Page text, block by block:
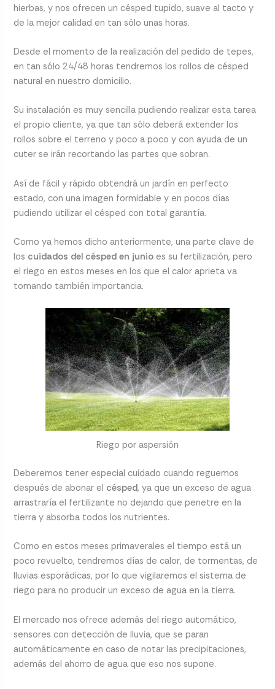
hierbas, y nos ofrecen un césped tupido, suave al tacto y
de la mejor calidad en tan sólo unas horas.
Desde el momento de la realización del pedido de tepes,
en tan sólo 24/48 horas tendremos los rollos de césped
natural en nuestro domicilio.
Su instalación es muy sencilla pudiendo realizar esta tarea
el propio cliente, ya que tan sólo deberá extender los
rollos sobre el terreno y poco a poco y con ayuda de un
cuter se irán recortando las partes que sobran.
Así de fácil y rápido obtendrá un jardín en perfecto
estado, con una imagen formidable y en pocos días
pudiendo utilizar el césped con total garantía.
Como ya hemos dicho anteriormente, una parte clave de
los cuidados del césped en junio es su fertilización, pero
el riego en estos meses en los que el calor aprieta va
tomando también importancia.
Riego por aspersión
Deberemos tener especial cuidado cuando reguemos
después de abonar el césped, ya que un exceso de agua
arrastraría el fertilizante no dejando que penetre en la
tierra y absorba todos los nutrientes.
Como en estos meses primaverales el tiempo está un
poco revuelto, tendremos días de calor, de tormentas, de
lluvias esporádicas, por lo que vigilaremos el sistema de
riego para no producir un exceso de agua en la tierra.
El mercado nos ofrece además del riego automático,
sensores con detección de lluvia, que se paran
automáticamente en caso de notar las precipitaciones,
además del ahorro de agua que eso nos supone.